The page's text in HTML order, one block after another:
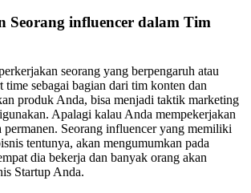
Seorang influencer dalam Tim
seorang yang berpengaruh atau
time sebagai bagian dari tim konten dan
produk Anda, bisa menjadi taktik marketing
Apalagi kalau Anda mempekerjakan
permanen. Seorang influencer yang memiliki
tentunya, akan mengumumkan pada
dia bekerja dan banyak orang akan
Startup Anda.